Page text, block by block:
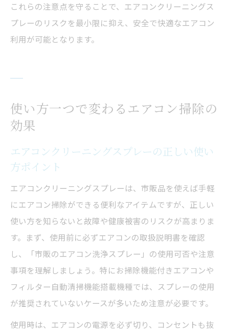
これらの注意点を守ることで、エアコンクリーニングス
プレーのリスクを最小限に抑え、安全で快適なエアコン
利用が可能となります。
使い方一つで変わるエアコン掃除の
効果
エアコンクリーニングスプレーの正しい使い
方ポイント
エアコンクリーニングスプレーは、市販品を使えば手軽
にエアコン掃除ができる便利なアイテムですが、正しい
使い方を知らないと故障や健康被害のリスクが高まりま
す。まず、使用前に必ずエアコンの取扱説明書を確認
し、「市販のエアコン洗浄スプレー」の使用可否や注意
事項を理解しましょう。特にお掃除機能付きエアコンや
フィルター自動清掃機能搭載機種では、スプレーの使用
が推奨されていないケースが多いため注意が必要です。
使用時は、エアコンの電源を必ず切り、コンセントも抜